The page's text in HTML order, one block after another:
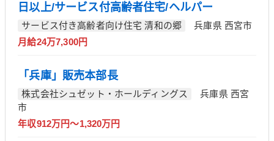
日以上/サービス付高齢者住宅/ヘルパー
サービス付き高齢者向け住宅 清和の郷
兵庫県 西宮市
月給24万7,300円
「兵庫」販売本部長
株式会社シュゼット・ホールディングス
兵庫県 西宮
市
年収912万円～1,320万円